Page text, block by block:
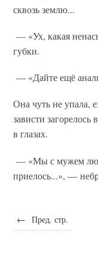
сквозь землю...
— «Ух, какая
губки.
— «Дайте ещё
Она чуть не упала,
зависти
в глазах.
— «Мы с мужем
приелось...», —
← Пред. стр.